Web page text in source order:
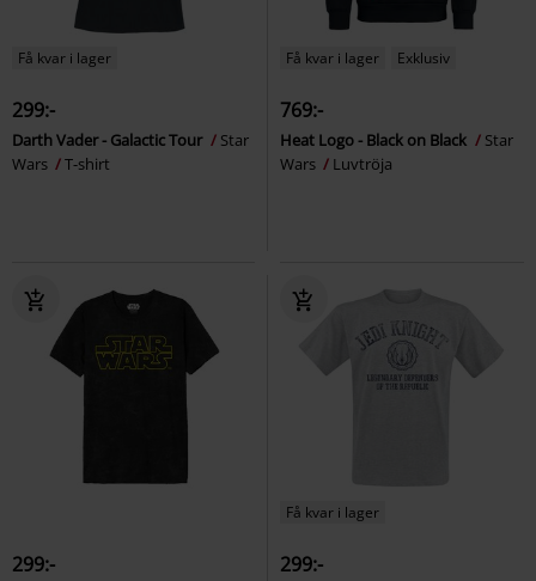
Få kvar i lager
299:-
Darth Vader - Galactic Tour
Star
Wars
T-shirt
Få kvar i lager Exklusiv
769:-
Heat Logo - Black on Black
Star
Wars
Luvtröja
299:-
Få kvar i lager
299:-